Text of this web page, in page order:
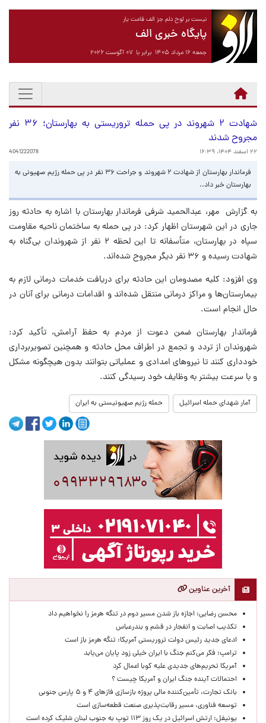
نیست بر لوح دلم جز الف قامت یار
پایگاه خبری الف
جمعه ۱۶ مرداد ۱۴۰۵ برابر با ۰۷ آگوست ۲۰۲۶
شهادت ۲ شهروند در پی حمله تروریستی به بهارستان؛ ۳۶ نفر
مجروح شدند
۲۲ اسفند ۱۴۰۴، ۱۶:۳۹ 4041222078
فرماندار بهارستان از شهادت ۲ شهروند و جراحت ۳۶ نفر در پی حمله رژیم صهیونی به
بهارستان خبر داد..
به گزارش مهر، عبدالحمید شرفی فرماندار بهارستان با اشاره به حادثه روز
جاری در این شهرستان اظهار کرد: در پی حمله به ساختمان ناحیه مقاومت
سپاه در بهارستان، متأسفانه تا این لحظه ۲ نفر از شهروندان بی‌گناه به
شهادت رسیده و ۳۶ نفر دیگر مجروح شده‌اند.
وی افزود: کلیه مصدومان این حادثه برای دریافت خدمات درمانی لازم به
بیمارستان‌ها و مراکز درمانی منتقل شده‌اند و اقدامات درمانی برای آنان در
حال انجام است.
فرماندار بهارستان ضمن دعوت از مردم به حفظ آرامش، تأکید کرد:
شهروندان از تردد و تجمع در اطراف محل حادثه و همچنین تصویربرداری
خودداری کنند تا نیروهای امدادی و عملیاتی بتوانند بدون هیچگونه مشکل
و با سرعت بیشتر به وظایف خود رسیدگی کنند.
آمار شهدای حمله اسرائیل حمله رژیم صهیونیستی به ایران
آخرین عناوین
محسن رضایی: اجازه باز شدن مسیر دوم در تنگه هرمز را نخواهیم داد
تکذیب اصابت و انفجار در قشم و بندرعباس
ادعای جدید رئیس دولت تروریستی آمریکا: تنگه هرمز باز است
ترامپ: فکر می‌کنم جنگ با ایران خیلی زود پایان می‌یابد
آمریکا تحریم‌های جدیدی علیه کوبا اعمال کرد
احتمالات آینده جنگ ایران و آمریکا چیست ؟
بانک تجارت، تأمین‌کننده مالی پروژه بازسازی فازهای ۴ و ۵ پارس جنوبی
توسعه فناوری، مسیر رقابت‌پذیری صنعت قطعه‌سازی است
یونیفل: ارتش اسرائیل در یک روز ۱۱۳ توپ به جنوب لبنان شلیک کرده است